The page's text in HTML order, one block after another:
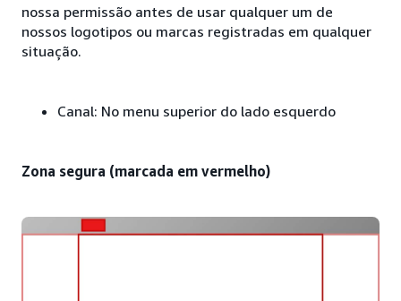
nossa permissão antes de usar qualquer um de
nossos logotipos ou marcas registradas em qualquer
situação.
Canal: No menu superior do lado esquerdo
Zona segura (marcada em vermelho)